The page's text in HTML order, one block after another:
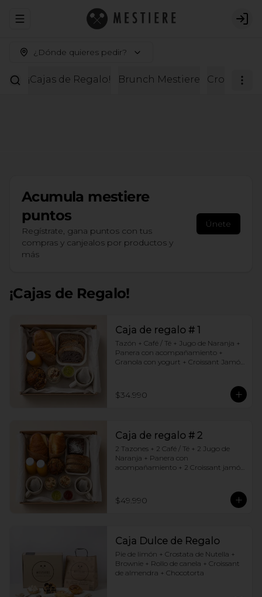
Abrir menu de navegación
¿Dónde quieres pedir?
¡Cajas de Regalo! Brunch Mestiere
Acumula mestiere
puntos
Regístrate, gana puntos con tus
compras y canjealos por productos y
más
Únete
¡Cajas de Regalo!
Caja de regalo # 1
Tazón + Café / Té + Jugo de Naranja +
Panera con acompañamiento +
Granola con yogurt + Croissant Jamón
$34.990
Caja de regalo # 2
2 Tazones + 2 Café / Té + 2 Jugo de
Naranja + Panera con
acompañamiento + 2 Croissant jamón
$49.990
Caja Dulce de Regalo
Pie de limón + Crostata de Nutella +
Brownie + Rollo de canela + Croissant
de almendra + Chocotorta